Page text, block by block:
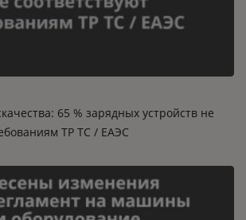
65 % зарядных устройств не
ТР ТС / ЕАЭС